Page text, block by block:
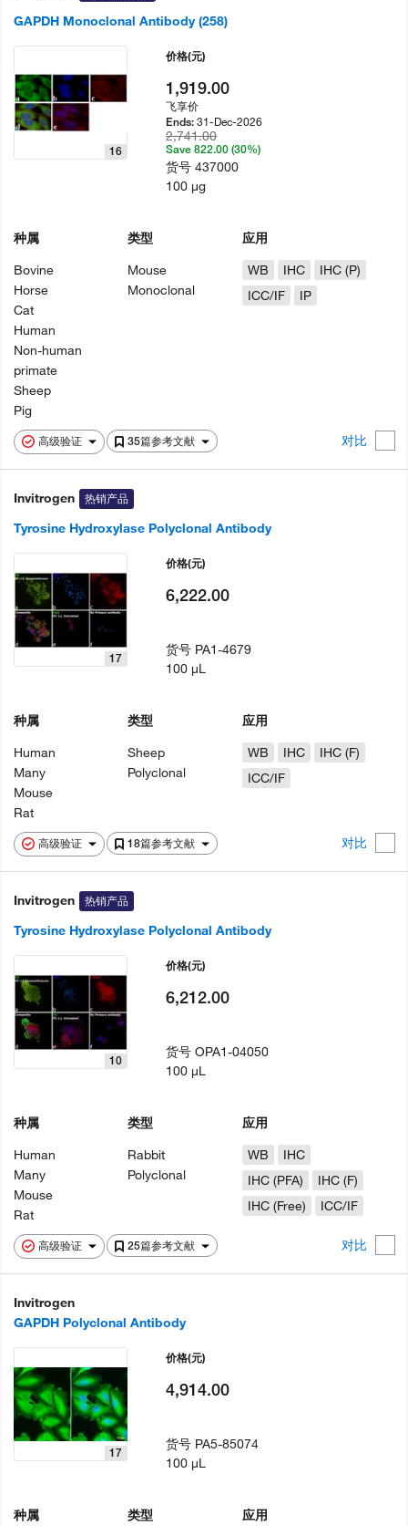
GAPDH Monoclonal Antibody (258)
高级验证 35篇参考文献 对比
16
种属
Bovine
Horse
Cat
Human
Non-human
primate
Sheep
Pig
类型
Mouse
Monoclonal
应用
WB
IHC
IHC (P)
ICC/IF
IP
价格(元)
1,919.00
飞享价
Ends:31-Dec-2026
2,741.00
Save 822.00 (30%)
货号437000
100 µg
Invitrogen 热销产品
Tyrosine Hydroxylase Polyclonal Antibody
高级验证 18篇参考文献 对比
17
种属
Human
Many
Mouse
Rat
类型
Sheep
Polyclonal
应用
WB
IHC
IHC (F)
ICC/IF
价格(元)
6,222.00
货号 PA1-4679
100 µL
Invitrogen 热销产品
Tyrosine Hydroxylase Polyclonal Antibody
高级验证 25篇参考文献 对比
10
种属
Human
Many
Mouse
Rat
类型
Rabbit
Polyclonal
应用
WB
IHC
IHC (PFA)
IHC (F)
IHC (Free)
ICC/IF
价格(元)
6,212.00
货号OPA1-04050
100 µL
Invitrogen
GAPDH Polyclonal Antibody
17
种属 类型 应用
价格(元)
4,914.00
货号 PA5-85074
100 µL